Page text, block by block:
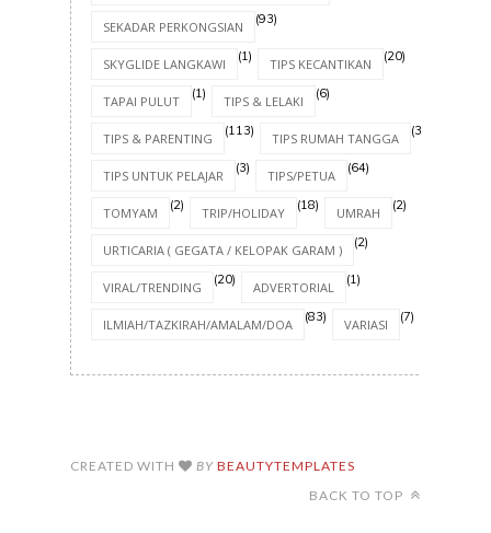
SEKADAR PERKONGSIAN (93)
SKYGLIDE LANGKAWI (1) TIPS KECANTIKAN (20)
TAPAI PULUT (1) TIPS & LELAKI (6)
TIPS & PARENTING (113) TIPS RUMAH TANGGA (30)
TIPS UNTUK PELAJAR (3) TIPS/PETUA (64)
TOMYAM (2) TRIP/HOLIDAY (18) UMRAH (2)
URTICARIA ( GEGATA / KELOPAK GARAM ) (2)
VIRAL/TRENDING (20) ADVERTORIAL (1)
ILMIAH/TAZKIRAH/AMALAM/DOA (83) VARIASI (7)
CREATED WITH BY BEAUTYTEMPLATES
BACK TO TOP